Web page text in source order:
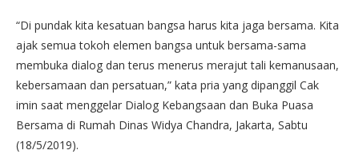
“Di pundak kita kesatuan bangsa harus kita jaga bersama. Kita
ajak semua tokoh elemen bangsa untuk bersama-sama
membuka dialog dan terus menerus merajut tali kemanusaan,
kebersamaan dan persatuan,” kata pria yang dipanggil Cak
imin saat menggelar Dialog Kebangsaan dan Buka Puasa
Bersama di Rumah Dinas Widya Chandra, Jakarta, Sabtu
(18/5/2019).